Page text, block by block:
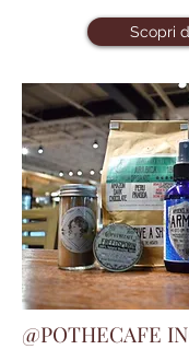
Scopri
@POTHECAFE